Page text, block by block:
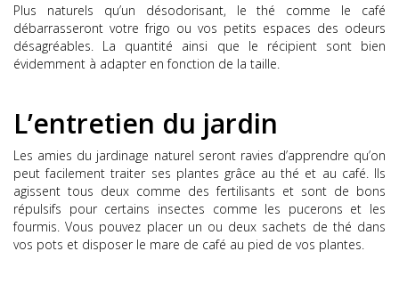
Plus naturels qu’un désodorisant, le thé comme le café
débarrasseront votre frigo ou vos petits espaces des odeurs
désagréables. La quantité ainsi que le récipient sont bien
évidemment à adapter en fonction de la taille.
L’entretien du jardin
Les amies du jardinage naturel seront ravies d’apprendre qu’on
peut facilement traiter ses plantes grâce au thé et au café. Ils
agissent tous deux comme des fertilisants et sont de bons
répulsifs pour certains insectes comme les pucerons et les
fourmis. Vous pouvez placer un ou deux sachets de thé dans
vos pots et disposer le mare de café au pied de vos plantes.